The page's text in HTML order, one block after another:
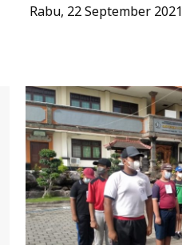
Rabu, 22 September 2021